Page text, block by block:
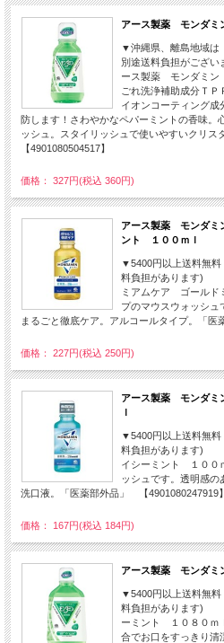
アース製薬 モンダ
▼沖縄県、離島地域は
別途送料負担がご
ース製薬 モンダミ
ごれ洗浄補助成分ＴＰ
イオンコーティング成
防します！さわやかなペパーミントの香味。
ッシュ。スタイリッシュで使いやすいクリ
【4901080504517】
価格： 327円(税込 360円)
アース製薬 モンダ
ント １００ｍｌ
▼5400円以上送料無
料負担があります)
ミアムケア ゴールド
プのマウスウォッシュ
まるごと徹底ケア。アルコールタイプ。「医
価格： 227円(税込 250円)
アース製薬 モンダ
ｌ
▼5400円以上送料無
料負担があります)
イシーミント １００
ッシュです。透明感
洗口液。「医薬部外品」 【4901080247919】
価格： 167円(税込 184円)
アース製薬 モンダミ
▼5400円以上送料無
料負担があります)
ーミント １０８０ｍ
合でお口をすっきり清